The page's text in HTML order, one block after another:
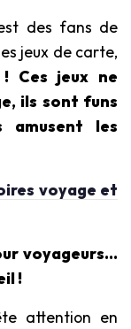
des fans de
jeux de carte,
Ces jeux ne
ils sont funs
les
voyage et
voyageurs…
!
attention en